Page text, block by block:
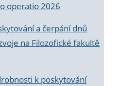
operatio 2026
a čerpání dnů
na Filozofické fakultě
k poskytování